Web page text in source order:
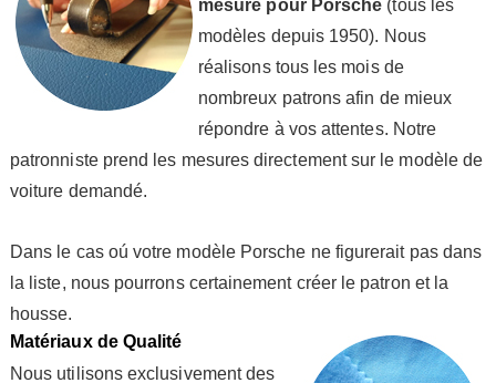
mesure pour Porsche (tous les
modèles depuis 1950). Nous
réalisons tous les mois de
nombreux patrons afin de mieux
répondre à vos attentes. Notre
patronniste prend les mesures directement sur le modèle de
voiture demandé.
Dans le cas oú votre modèle Porsche ne figurerait pas dans
la liste, nous pourrons certainement créer le patron et la
housse.
Matériaux de Qualité
Nous utilisons exclusivement des